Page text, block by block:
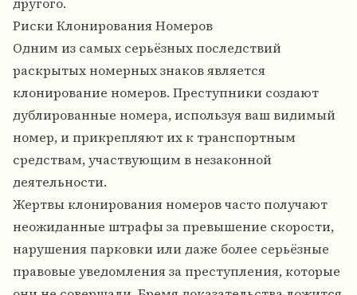
Риски Клонирования Номеров
Одним из самых серьёзных последствий
раскрытых номерных знаков является
клонирование номеров. Преступники создают
дублированные номера, используя ваш видимый
номер, и прикрепляют их к транспортным
средствам, участвующим в незаконной
деятельности.
Жертвы клонирования номеров часто получают
неожиданные штрафы за превышение скорости,
нарушения парковки или даже более серьёзные
правовые уведомления за преступления, которые